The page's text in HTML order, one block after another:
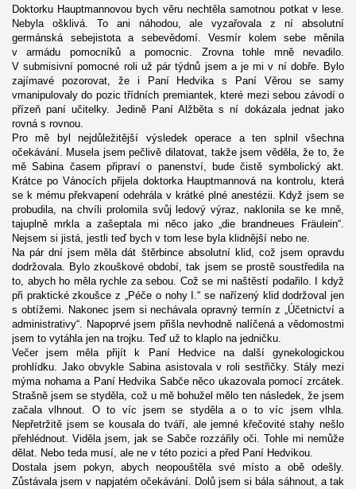
Doktorku Hauptmannovou bych věru nechtěla samotnou potkat v lese.
Nebyla ošklivá. To ani náhodou, ale vyzařovala z ní absolutní
germánská sebejistota a sebevědomí. Vesmír kolem sebe měnila
v armádu pomocníků a pomocnic. Zrovna tohle mně nevadilo.
V submisivní pomocné roli už pár týdnů jsem a je mi v ní dobře. Bylo
zajímavé pozorovat, že i Paní Hedvika s Paní Věrou se samy
vmanipulovaly do pozic třídních premiantek, které mezi sebou závodí o
přízeň paní učitelky. Jedině Paní Alžběta s ní dokázala jednat jako
rovná s rovnou.
Pro mě byl nejdůležitější výsledek operace a ten splnil všechna
očekávání. Musela jsem pečlivě dilatovat, takže jsem věděla, že to, že
mě Sabina časem připraví o panenství, bude čistě symbolický akt.
Krátce po Vánocích přijela doktorka Hauptmannová na kontrolu, která
se k mému překvapení odehrála v krátké plné anestézii. Když jsem se
probudila, na chvíli prolomila svůj ledový výraz, naklonila se ke mně,
tajuplně mrkla a zašeptala mi něco jako „die brandneues Fräulein“.
Nejsem si jistá, jestli teď bych v tom lese byla klidnější nebo ne.
Na pár dní jsem měla dát štěrbince absolutní klid, což jsem opravdu
dodržovala. Bylo zkouškové období, tak jsem se prostě soustředila na
to, abych ho měla rychle za sebou. Což se mi naštěstí podařilo. I když
při praktické zkoušce z „Péče o nohy I.“ se nařízený klid dodržoval jen
s obtížemi. Nakonec jsem si nechávala opravný termín z „Účetnictví a
administrativy“. Napoprvé jsem přišla nevhodně nalíčená a vědomostmi
jsem to vytáhla jen na trojku. Teď už to klaplo na jedničku.
Večer jsem měla přijít k Paní Hedvice na další gynekologickou
prohlídku. Jako obvykle Sabina asistovala v roli sestřičky. Stály mezi
mýma nohama a Paní Hedvika Sabče něco ukazovala pomocí zrcátek.
Strašně jsem se styděla, což u mě bohužel mělo ten následek, že jsem
začala vlhnout. O to víc jsem se styděla a o to víc jsem vlhla.
Nepřetržitě jsem se kousala do tváří, ale jemné křečovité stahy nešlo
přehlédnout. Viděla jsem, jak se Sabče rozzářily oči. Tohle mi nemůže
dělat. Nebo teda musí, ale ne v této pozici a před Paní Hedvikou.
Dostala jsem pokyn, abych neopouštěla své místo a obě odešly.
Zůstávala jsem v napjatém očekávání. Dolů jsem si bála sáhnout, a tak